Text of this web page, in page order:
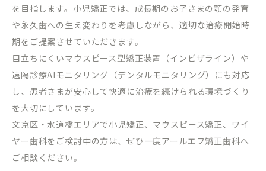
を目指します。小児矯正では、成長期のお子さまの顎の発育
や永久歯への生え変わりを考慮しながら、適切な治療開始時
期をご提案させていただきます。
目立ちにくいマウスピース型矯正装置（インビザライン）や
遠隔診療AIモニタリング（デンタルモニタリング）にも対応
し、患者さまが安心して快適に治療を続けられる環境づくり
を大切にしています。
文京区・水道橋エリアで小児矯正、マウスピース矯正、ワイ
ヤー歯科をご検討中の方は、ぜひ一度アールエフ矯正歯科へ
ご相談ください。